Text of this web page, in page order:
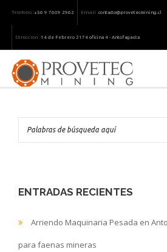
Teléfono :+56 9 7609 2962 Email :contacto@provetecmining.cl
Dirección :14 de Febrero 2174 oficina 4 - Antofagasta
ENTRADAS RECIENTES
Arriendo Maquinaria Pesada en
para faenas mineras